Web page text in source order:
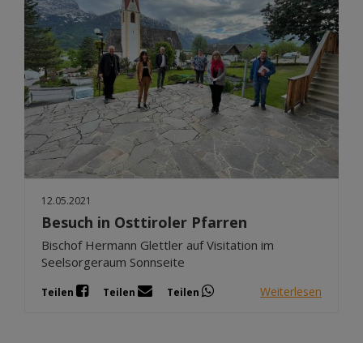
12.05.2021
Besuch in Osttiroler Pfarren
Bischof Hermann Glettler auf Visitation im
Seelsorgeraum Sonnseite
Teilen Teilen Teilen Weiterlesen